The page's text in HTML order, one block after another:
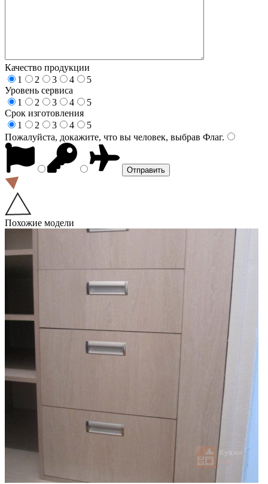
Качество продукции
1
2 3 4
5
Уровень сервиса
1
2 3 4
5
Срок изготовления
1
2 3 4
5
Пожалуйста, докажите, что вы человек, выбрав Флаг.
Похожие модели